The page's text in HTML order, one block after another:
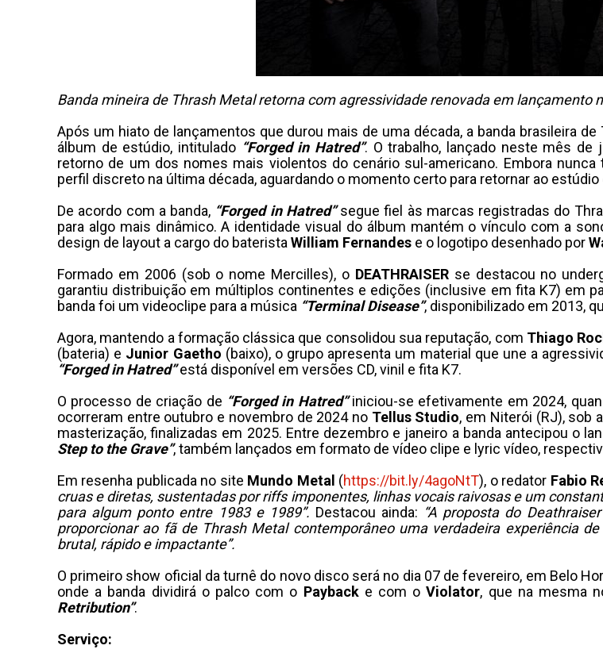
Banda mineira de Thrash Metal retorna com agressividade renovada em lançamento
Após um hiato de lançamentos que durou mais de uma década, a banda brasileira de
álbum de estúdio, intitulado “Forged in Hatred”. O trabalho, lançado neste mês de
retorno de um dos nomes mais violentos do cenário sul-americano. Embora
perfil discreto na última década, aguardando o momento certo para retornar ao estúdio
De acordo com a banda, “Forged in Hatred”segue fiel às marcas registradas do
para algo mais dinâmico. A identidade visual do álbum mantém o vínculo com a
design de layout a cargo do baterista William Fernandes e o logotipo desenhado por
Formado em 2006 (sob o nome Mercilles), o DEATHRAISERse destacou no
garantiu distribuição em múltiplos continentes e edições (inclusive em fita K7) em
banda foi um videoclipe para a música “Terminal Disease”, disponibilizado em 2013,
Agora, mantendo a formação clássica que consolidou sua reputação, com Thiago
(bateria) e Junior Gaetho (baixo), o grupo apresenta um material que une a
“Forged in Hatred”está disponível em versões CD, vinil e fita K7.
O processo de criação de “Forged in Hatred”iniciou-se efetivamente em 2024,
ocorreram entre outubro e novembro de 2024 no Tellus Studio, em Niterói (RJ), sob
masterização, finalizadas em 2025. Entre dezembro e janeiro a banda antecipou o
Step to the Grave”, também lançados em formato de vídeo clipe e lyric vídeo,
Em resenha publicada no site Mundo Metal (https://bit.ly/4agoNtT), o redator Fabio
cruas e diretas, sustentadas por riffs imponentes, linhas vocais raivosas e um
para algum ponto entre 1983 e 1989”. Destacou ainda: “A proposta do
proporcionar ao fã de Thrash Metal contemporâneo uma verdadeira experiência
brutal, rápido e impactante”.
O primeiro show oficial da turnê do novo disco será no dia 07 de fevereiro, em Belo
onde a banda dividirá o palco com o Paybacke com oViolator, que na mesma
Retribution”.
Serviço: